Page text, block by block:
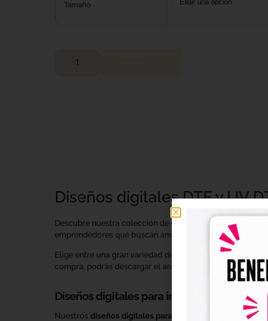
Tamaño
Diseños digitales DTF y UV
Descubre nuestra colección de diseños digitales DTF y UV
emprendedores que buscan ampliar su catálogo de
Elige entre una gran variedad de diseños individuales y
compra, podrás descargar el archivo y utilizarlo en tus
Diseños digitales para impresión DTF textil
Nuestros diseños digitales para DTF
son ideales para